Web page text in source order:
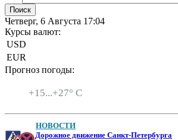
Четверг, 6 Августа 17:04
Курсы валют:
USD
EUR
Прогноз погоды:
+15...+27° C
НОВОСТИ
Дорожное движение Санкт-Петербурга